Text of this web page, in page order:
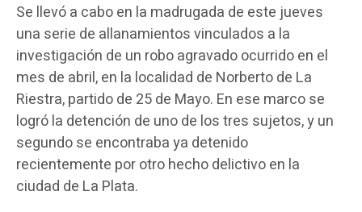
Se llevó a cabo en la madrugada de este jueves
una serie de allanamientos vinculados a la
investigación de un robo agravado ocurrido en el
mes de abril, en la localidad de Norberto de La
Riestra, partido de 25 de Mayo. En ese marco se
logró la detención de uno de los tres sujetos, y un
segundo se encontraba ya detenido
recientemente por otro hecho delictivo en la
ciudad de La Plata.